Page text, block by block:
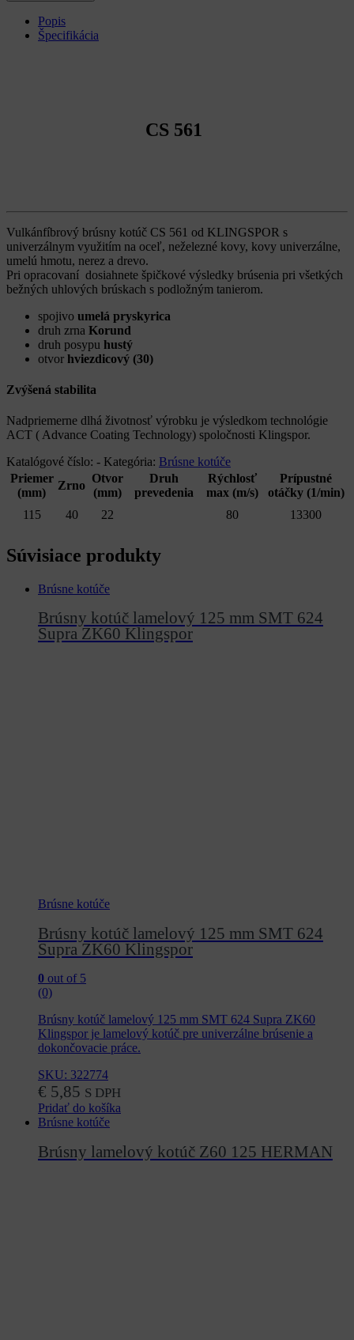
Popis
Špecifikácia
CS 561
Vulkánfíbrový brúsny kotúč CS 561 od KLINGSPOR s
univerzálnym využitím na oceľ, neželezné kovy, kovy univerzálne,
umelú hmotu, nerez a drevo.
Pri opracovaní dosiahnete špičkové výsledky brúsenia pri všetkých
bežných uhlových brúskach s podložným tanierom.
spojivo umelá pryskyrica
druh zrna Korund
druh posypu hustý
otvor hviezdicový (30)
Zvýšená stabilita
Nadpriemerne dlhá životnosť výrobku je výsledkom technológie
ACT ( Advance Coating Technology) spoločnosti Klingspor.
Katalógové číslo: - Kategória: Brúsne kotúče
Priemer
(mm)
Zrno
Otvor
(mm)
Druh
prevedenia
Rýchlosť
max (m/s)
Prípustné
otáčky (1/min)
115
40 22 80 13300
Súvisiace produkty
Brúsne kotúče
Brúsny kotúč lamelový 125 mm SMT 624
Supra ZK60 Klingspor
Brúsne kotúče
Brúsny kotúč lamelový 125 mm SMT 624
Supra ZK60 Klingspor
0 out of 5
(0)
Brúsny kotúč lamelový 125 mm SMT 624 Supra ZK60
Klingspor je lamelový kotúč pre univerzálne brúsenie a
dokončovacie práce.
SKU: 322774
€ 5,85 S DPH
Pridať do košíka
Brúsne kotúče
Brúsny lamelový kotúč Z60 125 HERMAN